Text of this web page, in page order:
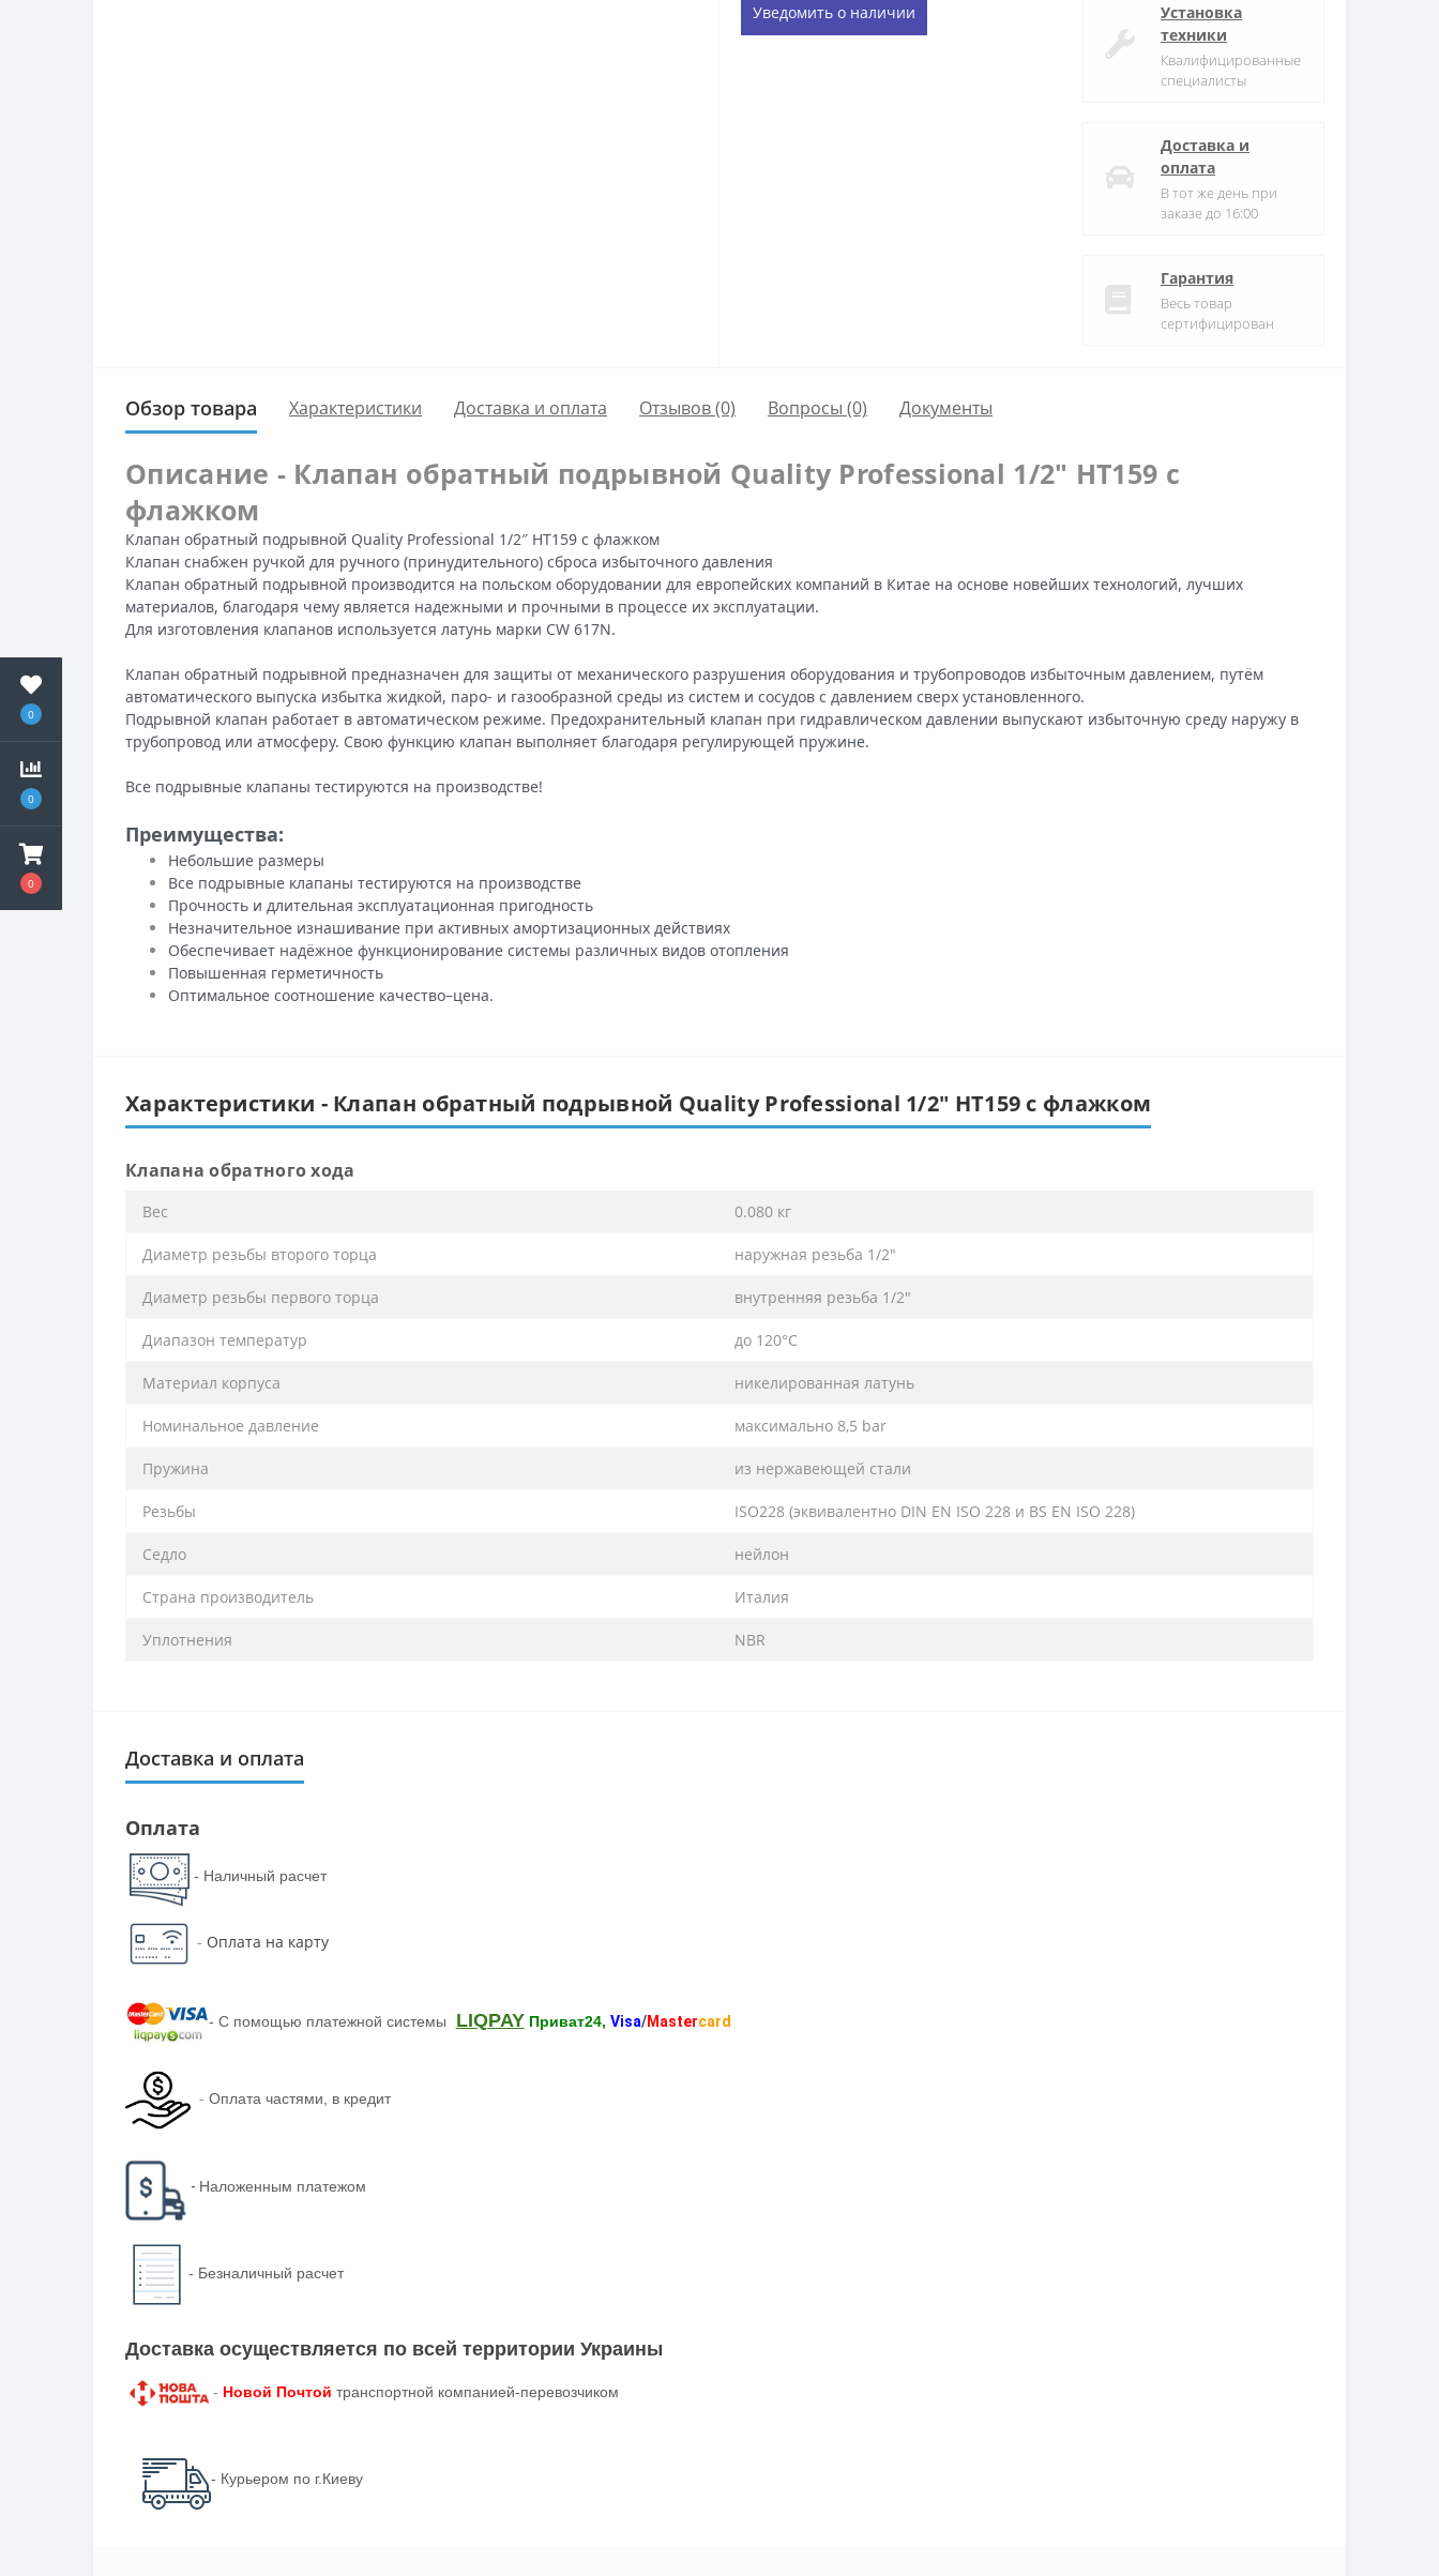
0
0
0
Уведомить о наличии
Установка
техники
Квалифицированные
специалисты
Доставка и
оплата
В тот же день при
заказе до 16:00
Гарантия
Весь товар
сертифицирован
Обзор товара Характеристики Доставка и оплата Отзывов (0) Вопросы (0) Документы
Описание - Клапан обратный подрывной Quality Professional 1/2″ HT159 с
флажком
Клапан обратный подрывной Quality Professional 1/2″ HT159 с флажком
Клапан снабжен ручкой для ручного (принудительного) сброса избыточного давления
Клапан обратный подрывной производится на польском оборудовании для европейских компаний в Китае на основе новейших технологий, лучших
материалов, благодаря чему является надежными и прочными в процессе их эксплуатации.
Для изготовления клапанов используется латунь марки CW 617N.
Клапан обратный подрывной предназначен для защиты от механического разрушения оборудования и трубопроводов избыточным давлением, путём
автоматического выпуска избытка жидкой, паро- и газообразной среды из систем и сосудов с давлением сверх установленного.
Подрывной клапан работает в автоматическом режиме. Предохранительный клапан при гидравлическом давлении выпускают избыточную среду наружу в
трубопровод или атмосферу. Свою функцию клапан выполняет благодаря регулирующей пружине.
Все подрывные клапаны тестируются на производстве!
Преимущества:
Небольшие размеры
Все подрывные клапаны тестируются на производстве
Прочность и длительная эксплуатационная пригодность
Незначительное изнашивание при активных амортизационных действиях
Обеспечивает надёжное функционирование системы различных видов отопления
Повышенная герметичность
Оптимальное соотношение качество–цена.
Характеристики - Клапан обратный подрывной Quality Professional 1/2″ HT159 с флажком
Клапана обратного хода
Вес 0.080 кг
Диаметр резьбы второго торца наружная резьба 1/2″
Диаметр резьбы первого торца внутренняя резьба 1/2″
Диапазон температур до 120°С
Материал корпуса никелированная латунь
Номинальное давление максимально 8,5 bar
Пружина из нержавеющей стали
Резьбы ISO228 (эквивалентно DIN EN ISO 228 и BS EN ISO 228)
Седло нейлон
Страна производитель Италия
Уплотнения NBR
Доставка и оплата
Оплата
- Наличный расчет
- Оплата на карту
- С помощью платежной системы LIQPAY Приват24, Visa/Mastercard
- Оплата частями, в кредит
- Наложенным платежом
- Безналичный расчет
Доставка осуществляется по всей территории Украины
- Новой Почтой транспортной компанией-перевозчиком
- Курьером по г.Киеву